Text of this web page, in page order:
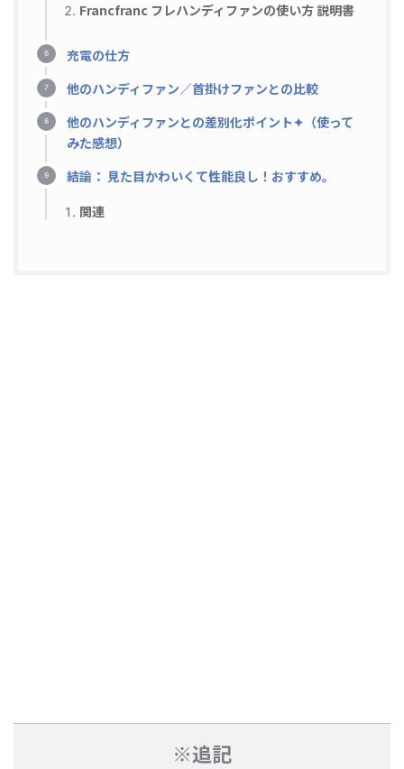
Francfranc フレハンディファンの使い方 説明書
充電の仕方
他のハンディファン／首掛けファンとの比較
他のハンディファンとの差別化ポイント✦（使って
みた感想）
結論： 見た目かわいくて性能良し！おすすめ。
関連
※追記